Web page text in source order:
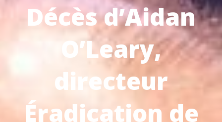
Décès d’Aidan
O’Leary,
directeur
Éradication de